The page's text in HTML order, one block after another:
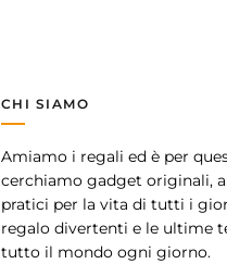
CHI SIAMO
Amiamo i regali ed è per
cerchiamo gadget originali,
pratici per la vita di tutti i
regalo divertenti e le ultime
tutto il mondo ogni giorno.